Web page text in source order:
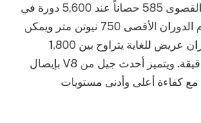
الكهربائي. تبلغ القوّة القصوى 585 حصاناً عند 5,600 دورة في
الدقيقة بينما يبلغ عزم الدوران الأقصى 750 نيوتن متر ويمكن
تحقيقه عبر نطاق دوران عريض للغاية يتراوح بين 1,800
و5,400 دورة في الدقيقة. ويتميز أحدث جيل من V8 بإيصال
مع كفاءة أعلى وأدنى مستويات